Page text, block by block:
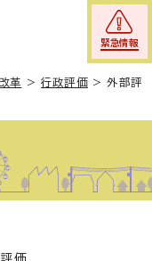
緊急情報
革 >行政評価>外部評
価